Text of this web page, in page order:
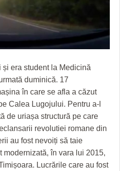
era student la Medicină
duminică. 17
în care se afla a căzut
Calea Lugojului. Pentru a-l
de uriașa structură pe care
revolutiei romane din
au fost nevoiți să taie
modernizată, în vara lui 2015,
Lucrările care au fost